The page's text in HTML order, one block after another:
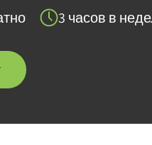
3 часов в